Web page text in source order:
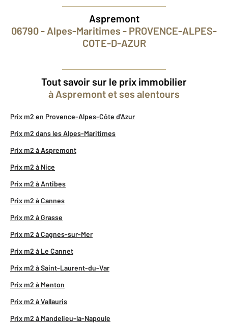
Aspremont
06790 - Alpes-Maritimes - PROVENCE-ALPES-
COTE-D-AZUR
Tout savoir sur le prix immobilier
à Aspremont et ses alentours
Prix m2 en Provence-Alpes-Côte d'Azur
Prix m2 dans les Alpes-Maritimes
Prix m2 à Aspremont
Prix m2 à Nice
Prix m2 à Antibes
Prix m2 à Cannes
Prix m2 à Grasse
Prix m2 à Cagnes-sur-Mer
Prix m2 à Le Cannet
Prix m2 à Saint-Laurent-du-Var
Prix m2 à Menton
Prix m2 à Vallauris
Prix m2 à Mandelieu-la-Napoule